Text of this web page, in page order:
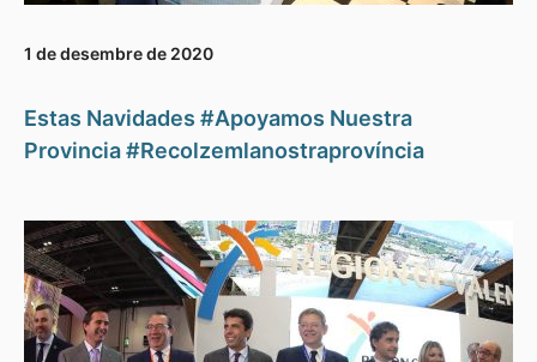
1 de desembre de 2020
Estas Navidades #Apoyamos Nuestra
Provincia #Recolzemlanostraprovíncia